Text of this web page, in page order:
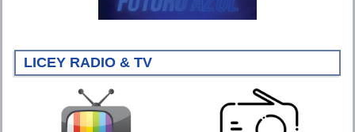
LICEY RADIO & TV